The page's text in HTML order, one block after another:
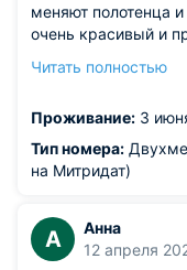
меняют полотенца
очень красивый и
необходимое.
подземном
дополнительная
Вкусный сытный
подача быстрая,
Все очень
Читать полностью
Проживание: 3
Тип номера:
на Митридат)
А
Анна
12 апреля